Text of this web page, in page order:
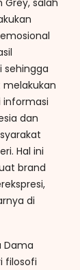
sehingga
melakukan
informasi
dan
Hal ini
brand
di
Dama
filosofi